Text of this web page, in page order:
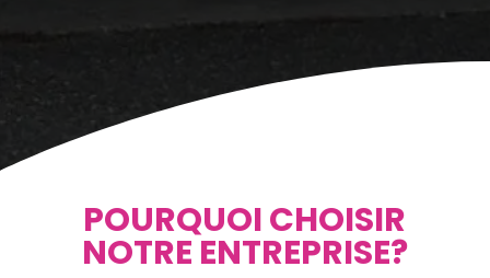
POURQUOI CHOISIR
NOTRE ENTREPRISE?